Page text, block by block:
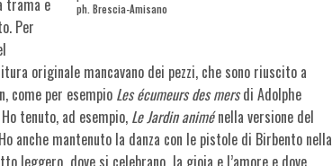
ph. Brescia-Amisano
trama e
Per
originale mancavano dei pezzi, che sono riuscito a
come per esempio Les écumeurs des mersdi Adolphe
tenuto, ad esempio, Le Jardin animénella versione del
anche mantenuto la danza con le pistole di Birbento nella
leggero dove si celebrano la gioia e l’amore e dove